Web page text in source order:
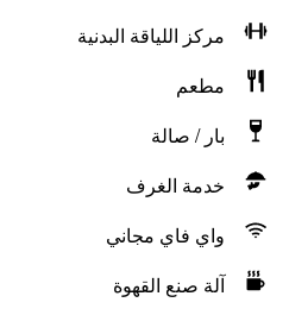
مركز اللياقة البدنية
مطعم
بار / صالة
خدمة الغرف
واي فاي مجاني
آلة صنع القهوة